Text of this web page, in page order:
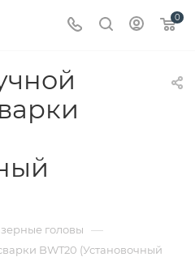
0
головы —
BWT20 (Установочный